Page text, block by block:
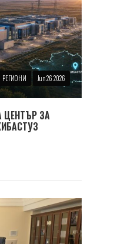
РЕГИОНИ Jun 26 2026
ЦЕНТЪР ЗА